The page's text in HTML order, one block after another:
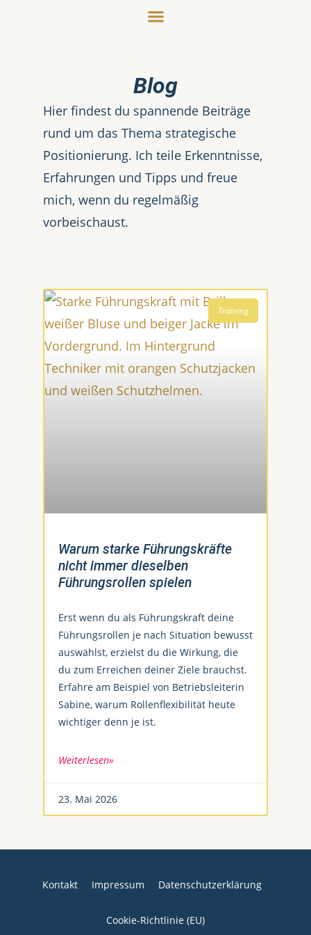
Blog
Hier findest du spannende Beiträge
rund um das Thema strategische
Positionierung. Ich teile Erkenntnisse,
Erfahrungen und Tipps und freue
mich, wenn du regelmäßig
vorbeischaust.
Training
Warum starke Führungskräfte
nicht immer dieselben
Führungsrollen spielen
Erst wenn du als Führungskraft deine
Führungsrollen je nach Situation bewusst
auswählst, erzielst du die Wirkung, die
du zum Erreichen deiner Ziele brauchst.
Erfahre am Beispiel von Betriebsleiterin
Sabine, warum Rollenflexibilität heute
wichtiger denn je ist.
Weiterlesen»
23. Mai 2026
Kontakt Impressum Datenschutzerklärung
Cookie-Richtlinie (EU)